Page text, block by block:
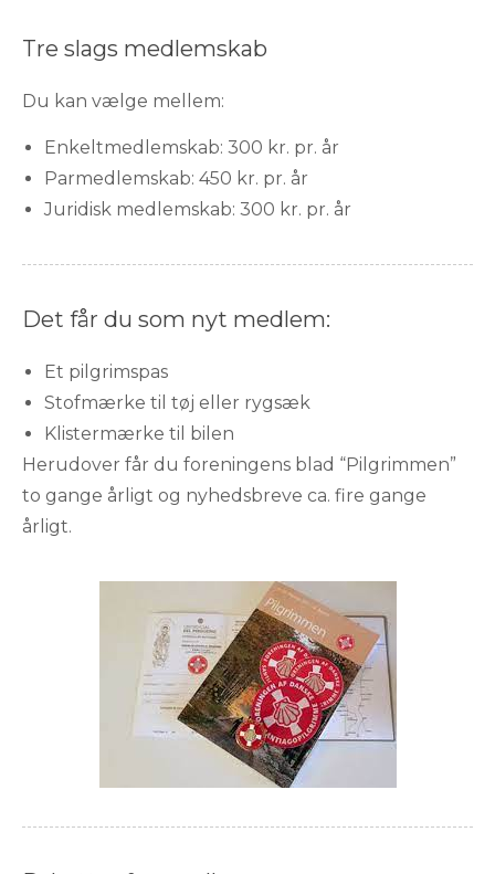
Tre slags medlemskab
Du kan vælge mellem:
Enkeltmedlemskab: 300 kr. pr. år
Parmedlemskab: 450 kr. pr. år
Juridisk medlemskab: 300 kr. pr. år
Det får du som nyt medlem:
Et pilgrimspas
Stofmærke til tøj eller rygsæk
Klistermærke til bilen
Herudover får du foreningens blad “Pilgrimmen”
to gange årligt og nyhedsbreve ca. fire gange
årligt.